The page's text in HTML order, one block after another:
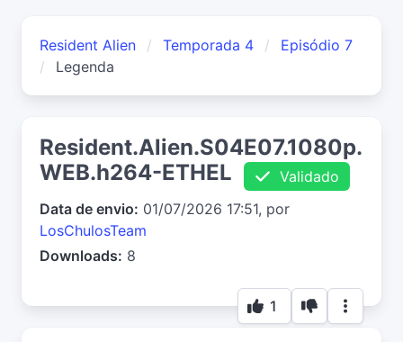
Resident Alien Temporada 4
Episódio 7
Legenda
Resident.Alien.S04E07.1080p.
WEB.h264-ETHEL
Validado
Data de envio: 01/07/2026 17:51, por
LosChulosTeam
Downloads: 8
1